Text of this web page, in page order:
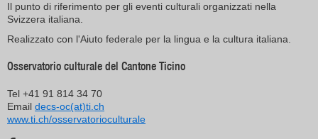
Il punto di riferimento per gli eventi culturali organizzati nella
Svizzera italiana.
Realizzato con l'Aiuto federale per la lingua e la cultura italiana.
Osservatorio culturale del Cantone Ticino
Tel +41 91 814 34 70
Email decs-oc(at)ti.ch
www.ti.ch/osservatorioculturale